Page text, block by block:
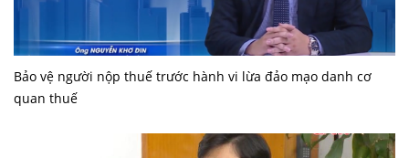
Bảo vệ người nộp thuế trước hành vi lừa đảo mạo danh cơ
quan thuế